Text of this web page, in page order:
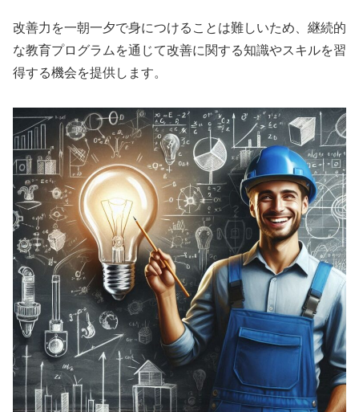
改善力を一朝一夕で身につけることは難しいため、継続的
な教育プログラムを通じて改善に関する知識やスキルを習
得する機会を提供します。